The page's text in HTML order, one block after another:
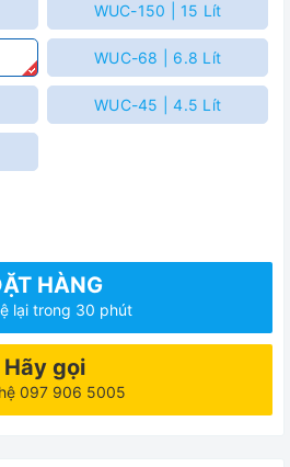
WUC-150 | 15 Lít
WUC-68 | 6.8 Lít
WUC-45 | 4.5 Lít
HÀNG
lại trong 30 phút
Hãy gọi
097 906 5005